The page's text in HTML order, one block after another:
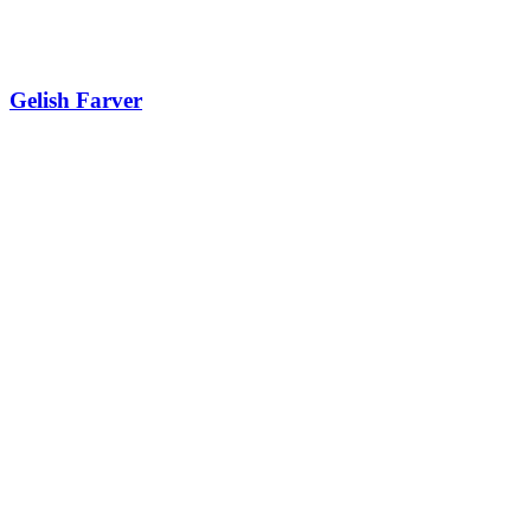
Gelish Farver